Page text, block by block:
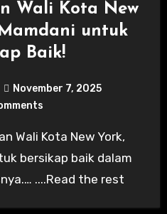
Wali Kota New
untuk
Baik!
November 7, 2025
bersikap baik dalam
....Read the rest